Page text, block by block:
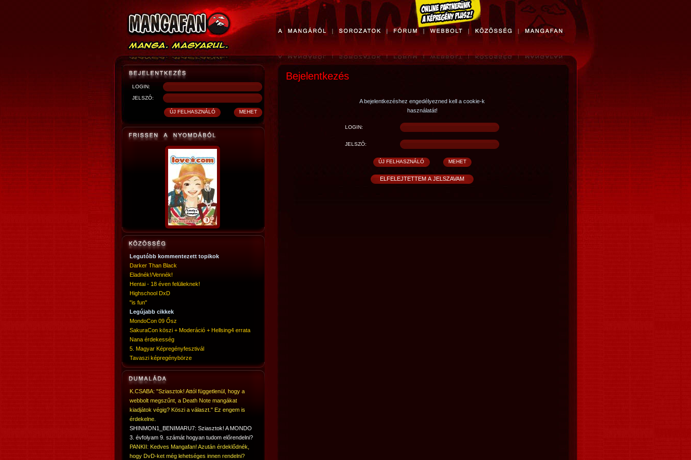
LOGIN:
JELSZÓ:
Legutóbb kommentezett topikok
Darker Than Black
Eladnék!/Vennék!
Hentai - 18 éven felülieknek!
Highschool DxD
"is fun"
Legújabb cikkek
MondoCon 09 Ősz
SakuraCon köszi + Moderáció + Hellsing4 errata
Nana érdekesség
5. Magyar Képregényfesztivál
Tavaszi képregénybörze
K.CSABA: "Sziasztok! Attól függetlenül, hogy a
webbolt megszűnt, a Death Note mangákat
kiadjátok végig? Köszi a választ." Ez engem is
érdekelne.
SHINMON1_BENIMARU7: Sziasztok! A MONDO
3. évfolyam 9. számát hogyan tudom előrendelni?
PANKII: Kedves Mangafan! Azután érdeklődnék,
hogy DvD-ket még lehetséges innen rendelni?
Bejelentkezés
A bejelentkezéshez engedélyezned kell a cookie-k
használatát!
LOGIN:
JELSZÓ: